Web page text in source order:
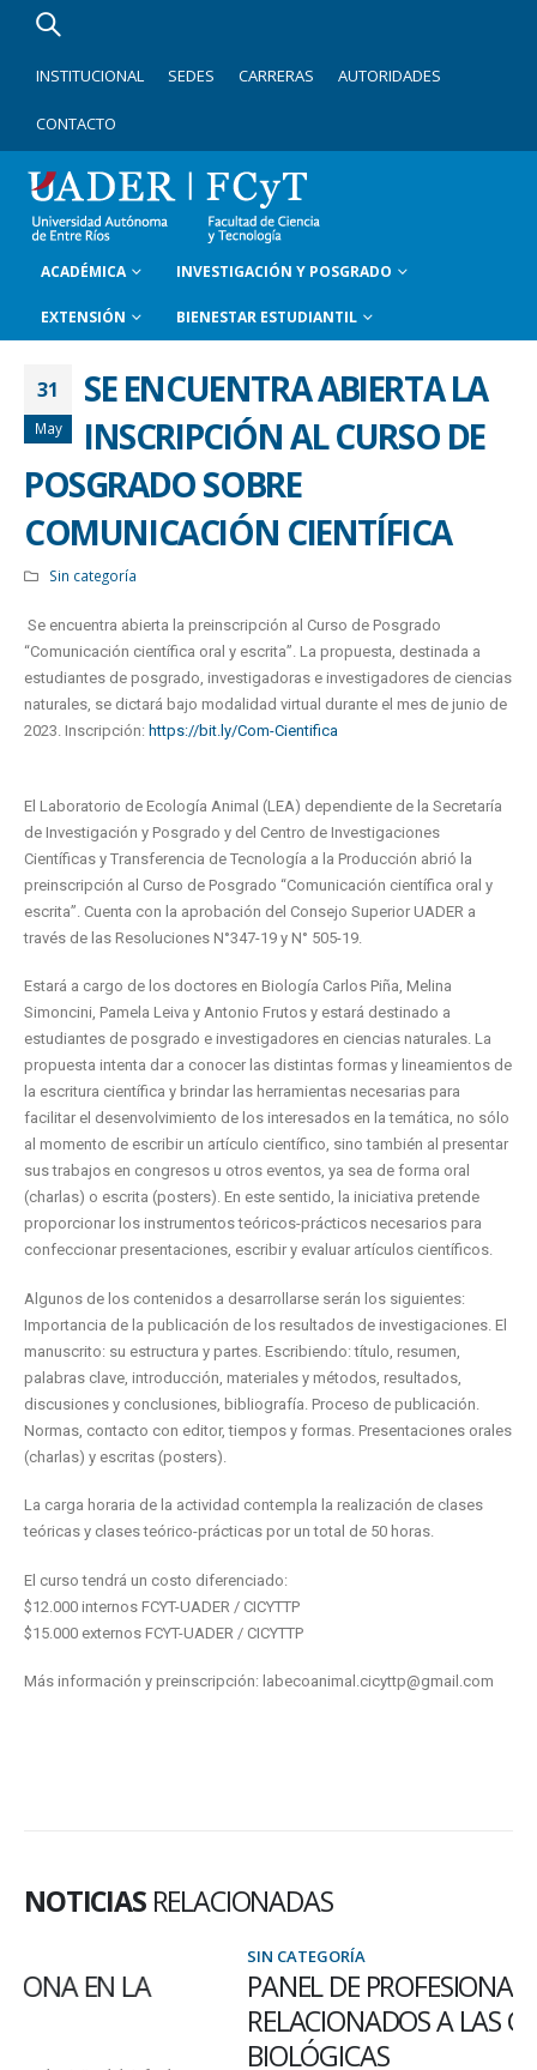
INSTITUCIONAL SEDES CARRERAS AUTORIDADES
CONTACTO
ACADÉMICA INVESTIGACIÓN Y POSGRADO
EXTENSIÓN BIENESTAR ESTUDIANTIL
31
May
SE ENCUENTRA ABIERTA LA
INSCRIPCIÓN AL CURSO DE
POSGRADO SOBRE
COMUNICACIÓN CIENTÍFICA
Sin categoría
Se encuentra abierta la preinscripción al Curso de Posgrado
“Comunicación científica oral y escrita”. La propuesta, destinada a
estudiantes de posgrado, investigadoras e investigadores de ciencias
naturales, se dictará bajo modalidad virtual durante el mes de junio de
2023. Inscripción: https://bit.ly/Com-Cientifica
El Laboratorio de Ecología Animal (LEA) dependiente de la Secretaría
de Investigación y Posgrado y del Centro de Investigaciones
Científicas y Transferencia de Tecnología a la Producción abrió la
preinscripción al Curso de Posgrado “Comunicación científica oral y
escrita”. Cuenta con la aprobación del Consejo Superior UADER a
través de las Resoluciones N°347-19 y N° 505-19.
Estará a cargo de los doctores en Biología Carlos Piña, Melina
Simoncini, Pamela Leiva y Antonio Frutos y estará destinado a
estudiantes de posgrado e investigadores en ciencias naturales. La
propuesta intenta dar a conocer las distintas formas y lineamientos de
la escritura científica y brindar las herramientas necesarias para
facilitar el desenvolvimiento de los interesados en la temática, no sólo
al momento de escribir un artículo científico, sino también al presentar
sus trabajos en congresos u otros eventos, ya sea de forma oral
(charlas) o escrita (posters). En este sentido, la iniciativa pretende
proporcionar los instrumentos teóricos-prácticos necesarios para
confeccionar presentaciones, escribir y evaluar artículos científicos.
Algunos de los contenidos a desarrollarse serán los siguientes:
Importancia de la publicación de los resultados de investigaciones. El
manuscrito: su estructura y partes. Escribiendo: título, resumen,
palabras clave, introducción, materiales y métodos, resultados,
discusiones y conclusiones, bibliografía. Proceso de publicación.
Normas, contacto con editor, tiempos y formas. Presentaciones orales
(charlas) y escritas (posters).
La carga horaria de la actividad contempla la realización de clases
teóricas y clases teórico-prácticas por un total de 50 horas.
El curso tendrá un costo diferenciado:
$12.000 internos FCYT-UADER / CICYTTP
$15.000 externos FCYT-UADER / CICYTTP
Más información y preinscripción: labecoanimal.cicyttp@gmail.com
NOTICIAS RELACIONADAS
PANEL DE PROFESIONALES
RELACIONADOS A LAS CIENCIAS